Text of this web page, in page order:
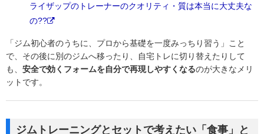
ライザップのトレーナーのクオリティ・質は本当に大丈夫な
の??
「ジム初心者のうちに、プロから基礎を一度みっちり習う」こと
で、その後に別のジムへ移ったり、自宅トレに切り替えたりして
も、 安全で効くフォームを自分で再現しやすくなるのが大きなメリ
ットです。
ジムトレーニングとセットで考えたい「食事」と